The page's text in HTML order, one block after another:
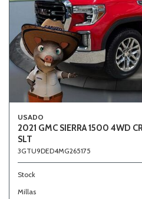
USADO
2021 GMC SIERRA 1500 4WD
SLT
3GTU9DED4MG265175
Stock
Millas